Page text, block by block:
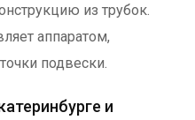
из трубок.
аппаратом,
подвески.
и